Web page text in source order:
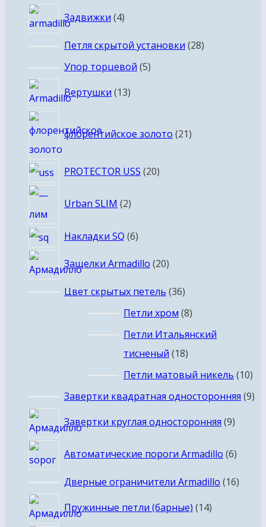
Задвижки 44
Петля скрытой установки 2828
Упор торцевой 55
Вертушки 1313
флорентийское золото 21товар
PROTECTOR USS 2020
Urban SLIM 2
товара
Накладки SQ 66
Защелки Armadillo 2020
Цвет скрытых петель 3636
товаров
Петли хром 88
товаров
Петли Итальянский
тисненый 1818
товаров
Петли матовый никель 1010
Завертки квадратная односторонняя 99
Завертки круглая односторонняя 99
Автоматические пороги Armadillo 66
Дверные ограничители Armadillo 1616
Пружинные петли (барные) 1414